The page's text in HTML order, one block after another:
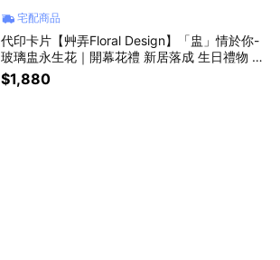
宅配商品
代印卡片【艸弄Floral Design】「盅」情於你-
玻璃盅永生花｜開幕花禮 新居落成 生日禮物 周
年紀念 永生花 乾燥花
$1,880